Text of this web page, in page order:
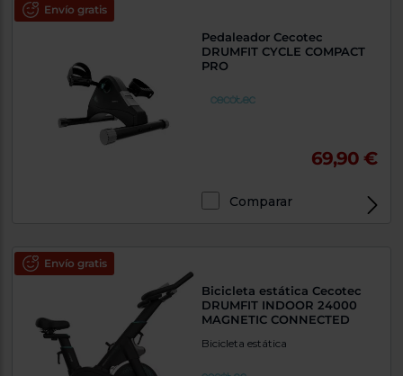
Envío gratis
Pedaleador Cecotec
DRUMFIT CYCLE COMPACT
PRO
69,90 €
Comparar
Envío gratis
Bicicleta estática Cecotec
DRUMFIT INDOOR 24000
MAGNETIC CONNECTED
Bicicleta estática